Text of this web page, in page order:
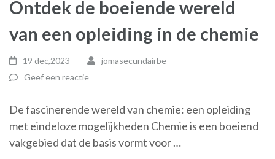
Ontdek de boeiende wereld
van een opleiding in de chemie
19 dec,2023
jomasecundairbe
Geef een reactie
De fascinerende wereld van chemie: een opleiding
met eindeloze mogelijkheden Chemie is een boeiend
vakgebied dat de basis vormt voor …